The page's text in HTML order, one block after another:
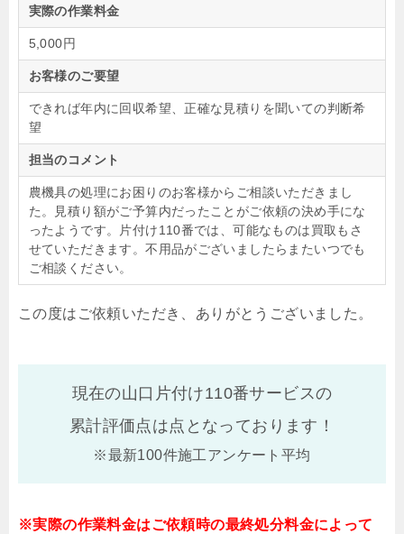
実際の作業料金
5,000円
お客様のご要望
できれば年内に回収希望、正確な見積りを聞いての判断希
望
担当のコメント
農機具の処理にお困りのお客様からご相談いただきまし
た。見積り額がご予算内だったことがご依頼の決め手にな
ったようです。片付け110番では、可能なものは買取もさ
せていただきます。不用品がございましたらまたいつでも
ご相談ください。
この度はご依頼いただき、ありがとうございました。
現在の山口片付け110番サービスの
累計評価点は点となっております！
※最新100件施工アンケート平均
※実際の作業料金はご依頼時の最終処分料金によって